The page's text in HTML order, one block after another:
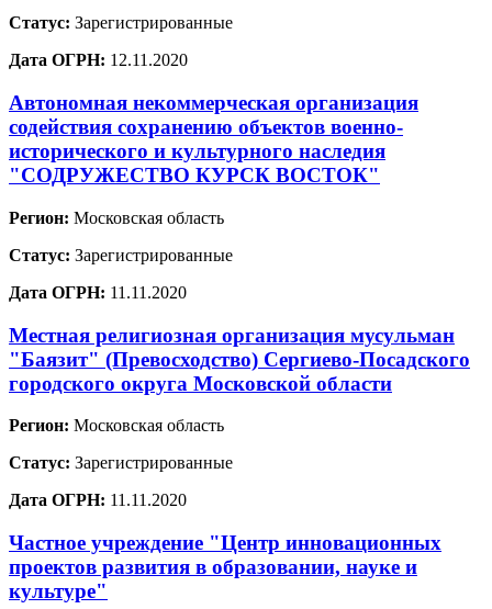
Статус: Зарегистрированные
Дата ОГРН: 12.11.2020
Автономная некоммерческая организация
содействия сохранению объектов военно-
исторического и культурного наследия
"СОДРУЖЕСТВО КУРСК ВОСТОК"
Регион: Московская область
Статус: Зарегистрированные
Дата ОГРН: 11.11.2020
Местная религиозная организация мусульман
"Баязит" (Превосходство) Сергиево-Посадского
городского округа Московской области
Регион: Московская область
Статус: Зарегистрированные
Дата ОГРН: 11.11.2020
Частное учреждение "Центр инновационных
проектов развития в образовании, науке и
культуре"